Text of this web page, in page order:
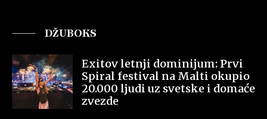
DŽUBOKS
Exitov letnji dominijum: Prvi
Spiral festival na Malti okupio
20.000 ljudi uz svetske i domaće
zvezde